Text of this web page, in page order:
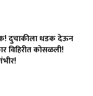
दुचाकीला धडक देऊन
विहिरीत कोसळली!